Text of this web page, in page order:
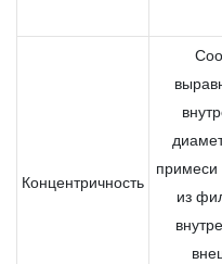
Концентричность
примеси
из